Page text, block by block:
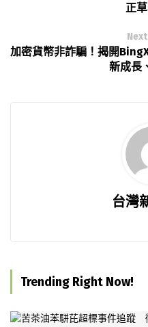
正
加密貨幣非詐騙！揭開
新成長
台灣
Trending Right Now!